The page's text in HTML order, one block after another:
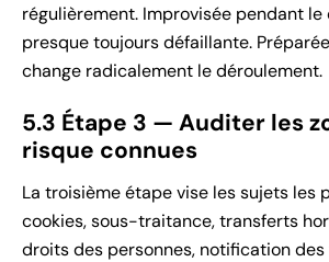
régulièrement. Improvisée pendant
presque toujours défaillante.
change radicalement le déroulement.
5.3 Étape 3 — Auditer les
risque connues
La troisième étape vise les sujets les
cookies, sous-traitance, transferts
droits des personnes, notification des